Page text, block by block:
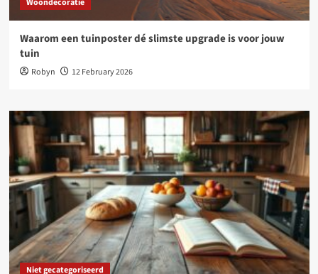
Woondecoratie
Waarom een tuinposter dé slimste upgrade is voor jouw
tuin
Robyn 12 February 2026
Niet gecategoriseerd